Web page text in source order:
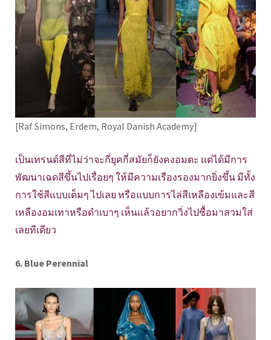
[Raf Simons, Erdem, Royal Danish Academy]
เป็นเทรนด์สีที่ไม่ว่าจะกี่ยุคกี่สมัยก็ยังคงอมตะ แต่ได้มีการ
พัฒนาเฉดสีขึ้นไปเรื่อยๆ ให้มีความเรืองรองมากยิ่งขึ้น มีทั้ง
การใช้สีแบบเต็มๆ ไปเลย หรือแบบการไล่สีเหลืองเข้มและสี
เหลืองอมเทาหรือดำเบาๆ เห็นแล้วอยากวิ่งไปซื้อมาสวมใส่
เลยทีเดียว
6. Blue Perennial